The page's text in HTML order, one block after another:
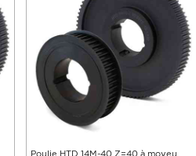
Poulie HTD 14M-40 Z=40 à moyeu